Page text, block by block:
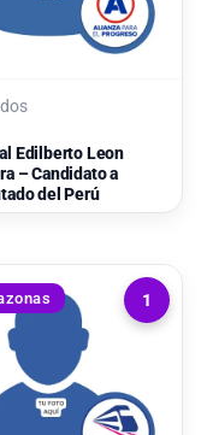
Edilberto Leon
– Candidato a
del Perú
1